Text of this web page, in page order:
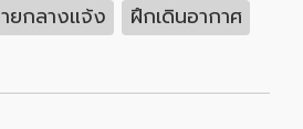
ยกลางแจ้ง
ฝึกเดินอากาศ